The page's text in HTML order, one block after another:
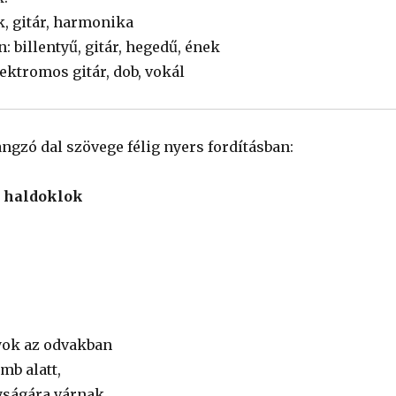
gitár, harmonika
billentyű, gitár, hegedű, ének
gitár, dob, vokál
dal szövege félig nyers fordításban:
haldoklok
az odvakban
alatt,